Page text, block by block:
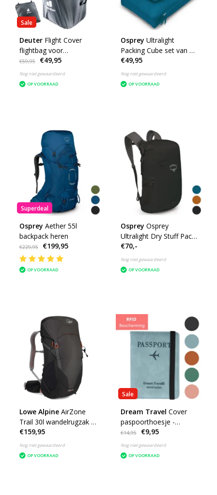
Sale
Deuter Flight Cover
flightbag voor
backpacks - zwart
€59,95 €49,95
Nog niet gewaardeerd
OP VOORRAAD
Osprey Ultralight
Packing Cube set van 3
packing cubes
inpakzakken
€49,95
Nog niet gewaardeerd
OP VOORRAAD
Superdeal
Osprey Aether 55l
backpack heren
€229,95 €199,95
OP VOORRAAD
Osprey Osprey
Ultralight Dry Stuff Pack
20lwaterdichte rugzak
€70,-
Nog niet gewaardeerd
OP VOORRAAD
Lowe Alpine AirZone
Trail 30l wandelrugzak -
zwart
€159,95
Nog niet gewaardeerd
OP VOORRAAD
Sale
Dream Travel Cover
paspoorthoesje -
reisportemonnee
€14,95 €9,95
Nog niet gewaardeerd
OP VOORRAAD